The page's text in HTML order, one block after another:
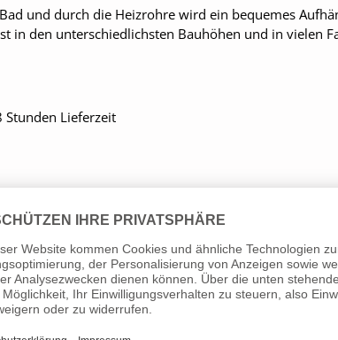
und durch die Heizrohre wird ein bequemes
in den unterschiedlichsten Bauhöhen und in vielen
Lieferzeit